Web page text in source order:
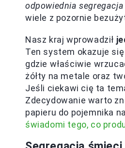
odpowiednia
wiele z pozornie
Nasz kraj wprowadził
Ten system okazuje
gdzie właściwie
żółty na metale oraz
Jeśli ciekawi cię ta
Zdecydowanie warto
papieru do pojemnika
świadomi tego, co